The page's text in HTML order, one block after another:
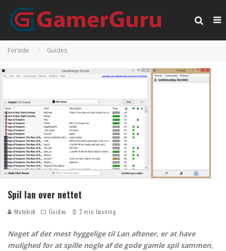
Forside Guides
Spil lan over nettet
Matekick Guides 2 min læsning
Noget af det mest hyggelige til Lan aftener, er at have
mulighed for at spille nogle af de gode gamle spil sammen,